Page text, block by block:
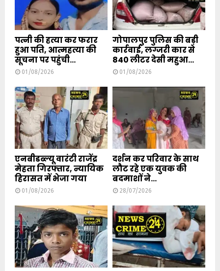
पत्नी की हत्या कर फरार
हुआ पति, आत्महत्या की
सूचना पर पहुंची...
01/08/2026
गोपालपुर पुलिस की बड़ी
कार्रवाई, लग्जरी कार से
840 लीटर देसी महुआ...
01/08/2026
एनबीडब्ल्यू वारंटी राजेंद्र
मेहता गिरफ्तार, न्यायिक
हिरासत में भेजा गया
01/08/2026
दर्शन कर परिवार के साथ
लौट रहे एक युवक की
बदमाशों ने...
28/07/2026